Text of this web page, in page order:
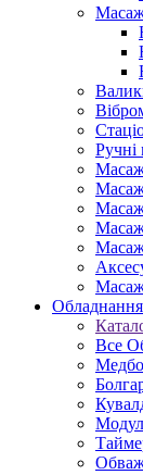
Ручні
Обладнання
Все